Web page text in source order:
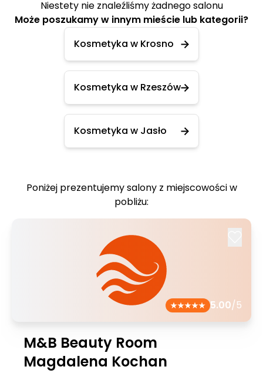
Niestety nie znaleźliśmy żadnego salonu
Może poszukamy w innym mieście lub kategorii?
Kosmetyka w Krosno
Kosmetyka w Rzeszów
Kosmetyka w Jasło
Poniżej prezentujemy salony z miejscowości w
pobliżu:
5.00/5
M&B Beauty Room
Magdalena Kochan